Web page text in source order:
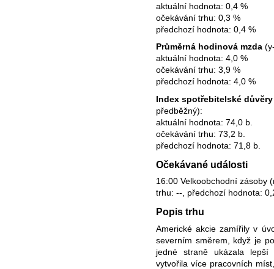
aktuální hodnota: 0,4 %
očekávání trhu: 0,3 %
předchozí hodnota: 0,4 %
Průměrná hodinová mzda
aktuální hodnota: 4,0 %
očekávání trhu: 3,9 %
předchozí hodnota: 4,0 %
Index spotřebitelské
předběžný):
aktuální hodnota: 74,0 b.
očekávání trhu: 73,2 b.
předchozí hodnota: 71,8 b.
Očekávané události
16:00 Velkoobchodní zásoby
trhu: --, předchozí hodnota:
Popis trhu
Americké akcie zamířily v
severním směrem, když je
jedné straně ukázala lepší
vytvořila více pracovních